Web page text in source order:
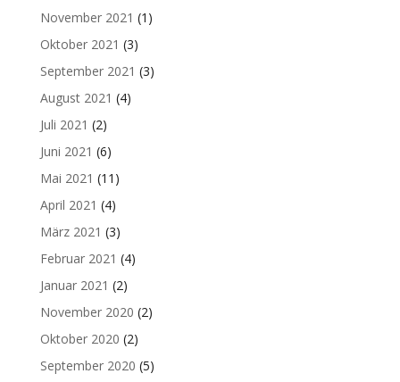
November 2021 (1)
Oktober 2021 (3)
September 2021 (3)
August 2021 (4)
Juli 2021 (2)
Juni 2021 (6)
Mai 2021 (11)
April 2021 (4)
März 2021 (3)
Februar 2021 (4)
Januar 2021 (2)
November 2020 (2)
Oktober 2020 (2)
September 2020 (5)